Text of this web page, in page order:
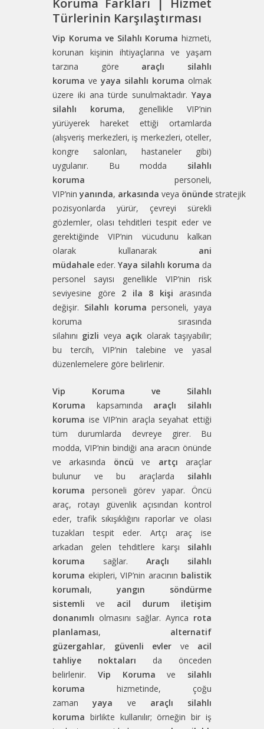
Koruma Farkları | Hizmet
Türlerinin Karşılaştırması
Vip Koruma ve Silahlı Koruma hizmeti,
korunan kişinin ihtiyaçlarına ve yaşam
tarzına göre araçlı silahlı
koruma ve yaya silahlı koruma olmak
üzere iki ana türde sunulmaktadır. Yaya
silahlı koruma, genellikle VIP’nin
yürüyerek hareket ettiği ortamlarda
(alışveriş merkezleri, iş merkezleri, oteller,
kongre salonları, hastaneler gibi)
uygulanır. Bu modda silahlı
koruma personeli,
VIP’nin yanında, arkasında veya önünde stratejik
pozisyonlarda yürür, çevreyi sürekli
gözlemler, olası tehditleri tespit eder ve
gerektiğinde VIP’nin vücudunu kalkan
olarak kullanarak ani
müdahale eder.Yaya silahlı koruma da
personel sayısı genellikle VIP’nin risk
seviyesine göre 2 ila 8 kişi arasında
değişir. Silahlı koruma personeli, yaya
koruma sırasında
silahını gizli veya açık olarak taşıyabilir;
bu tercih, VIP’nin talebine ve yasal
düzenlemelere göre belirlenir.
Vip Koruma ve Silahlı
Koruma kapsamında araçlı silahlı
koruma ise VIP’nin araçla seyahat ettiği
tüm durumlarda devreye girer. Bu
modda, VIP’nin bindiği ana aracın önünde
ve arkasında öncü ve artçı araçlar
bulunur ve bu araçlarda silahlı
koruma personeli görev yapar. Öncü
araç, rotayı güvenlik açısından kontrol
eder, trafik sıkışıklığını raporlar ve olası
tuzakları tespit eder. Artçı araç ise
arkadan gelen tehditlere karşı silahlı
koruma sağlar. Araçlı silahlı
koruma ekipleri, VIP’nin aracının balistik
korumalı, yangın söndürme
sistemli ve acil durum iletişim
donanımlı olmasını sağlar. Ayrıca rota
planlaması, alternatif
güzergahlar, güvenli evler ve acil
tahliye noktaları da önceden
belirlenir. Vip Koruma ve silahlı
koruma hizmetinde, çoğu
zamanyaya ve araçlı silahlı
koruma birlikte kullanılır; örneğin bir iş